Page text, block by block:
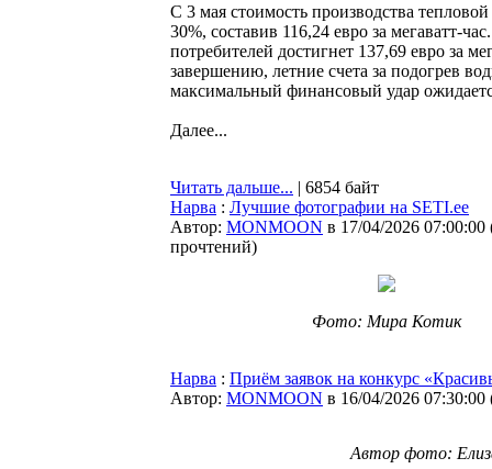
С 3 мая стоимость производства
30%, составив 116,24 евро за мегаватт-
потребителей достигнет 137,69 евро за
завершению, летние счета за подогрев
максимальный финансовый удар
Далее...
Читать дальше... | 6854 байт
Нарва : Лучшие фотографии на SETI.ee
Автор: MONMOON в 17/04/2026 07:00:00
прочтений)
Фото: Мира Котик
Нарва : Приём заявок на конкурс
Автор: MONMOON в 16/04/2026 07:30:00
Автор фото: